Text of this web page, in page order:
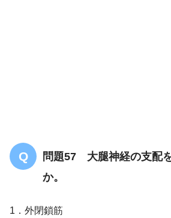
問題57 大腿神経の支配
か。
1．外閉鎖筋